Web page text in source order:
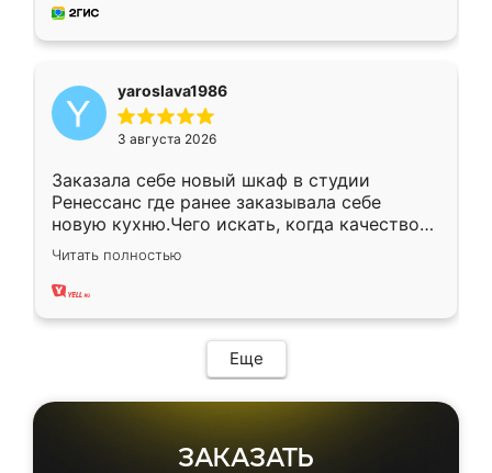
мебель за качественную работу!
yaroslava1986
3 августа 2026
Заказала себе новый шкаф в студии
Ренессанс где ранее заказывала себе
новую кухню.Чего искать, когда качеством
вполне довольна. Служит кухня уже почти
два года, нареканий нет.
Читать полностью
Еще
ЗАКАЗАТЬ